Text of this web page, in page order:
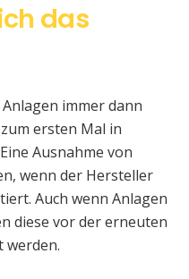
das
immer dann
ersten Mal in
Ausnahme von
wenn der Hersteller
Auch wenn Anlagen
diese vor der erneuten